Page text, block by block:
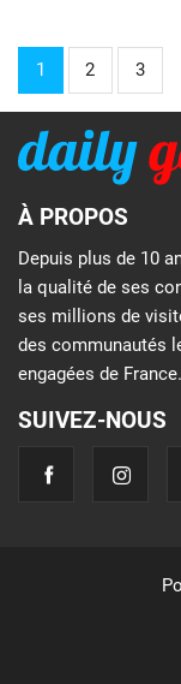
1 2 3
À PROPOS
Depuis plus de 10
la qualité de ses
ses millions de
des communautés
engagées de France.
SUIVEZ-NOUS